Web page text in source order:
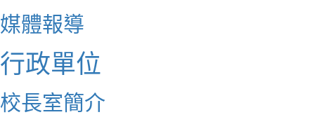
媒體報導
行政單位
校長室簡介